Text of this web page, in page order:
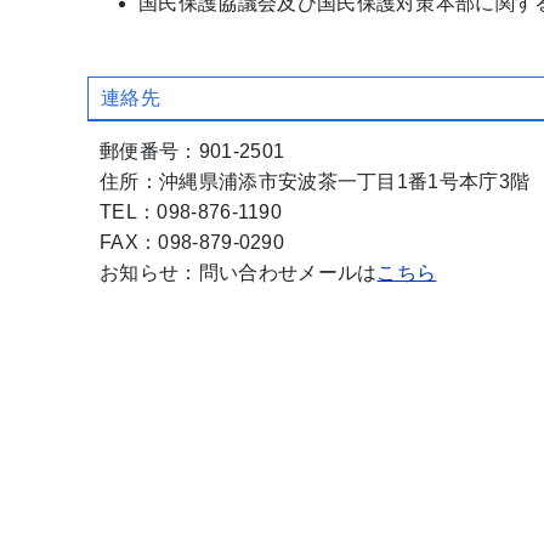
連絡先
郵便番号：901-2501
住所：沖縄県浦添市安波茶一丁目1番1号本庁3階
TEL：098-876-1190
FAX：098-879-0290
お知らせ：問い合わせメールはこちら